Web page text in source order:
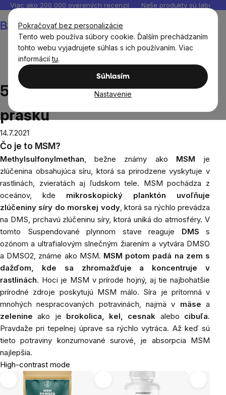
Pokračovať bez personalizácie
Tento web používa súbory cookie. Ďalším prechádzaním
tohto webu vyjadrujete súhlas s ich používaním. Viac
informáciítu.
Súhlasím
Nastavenie
Prejsť
obsah
Viac ako 200 000 overených recenzií Naše produkty sú
košík
5 výhod užívania MSM prášku
5 výhod užívania MSM
prášku
14.7.2021
Čo je to MSM?
Methylsulfonylmethan, bežne známy ako MSM je
zlúčenina obsahujúca síru, ktorá sa prirodzene vyskytuje v
rastlinách, zvieratách aj ľudskom tele. MSM pochádza z
oceánov, kde mikroskopický planktón uvoľňuje
zlúčeniny síry do morskej vody, ktorá sa rýchlo prevádza
na DMS, prchavú zlúčeninu síry, ktorá uniká do atmosféry. V
tomto Suspendované plynnom stave reaguje DMS s
ozónom a ultrafialovým slnečným žiarením a vytvára DMSO
a DMSO2, známe ako MSM. MSM potom padá na zem s
dažďom, kde sa zhromažďuje a koncentruje v
rastlinách. Hoci je MSM v prírode hojný, aj tie najbohatšie
prírodné zdroje poskytujú MSM málo. Síra je prítomná v
mnohých nespracovaných potravinách, najmä v mäse a
zelenine ako je brokolica, kel, cesnak alebo cibuľa.
Pravdaže pri tepelnej úprave sa rýchlo vytráca. Až keď sú
tieto potraviny konzumované surové, je absorpcia MSM
najlepšia.
High-contrast mode